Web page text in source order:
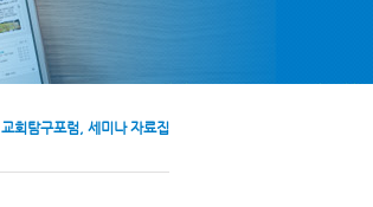
교회탐구포럼, 세미나 자료집